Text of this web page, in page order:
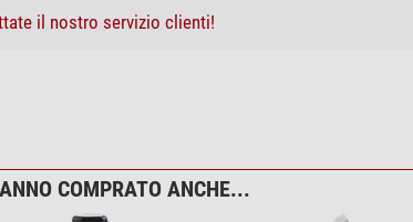
il nostro servizio clienti!
COMPRATO ANCHE...